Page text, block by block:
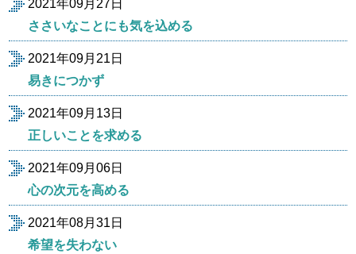
2021年09月27日
ささいなことにも気を込める
2021年09月21日
易きにつかず
2021年09月13日
正しいことを求める
2021年09月06日
心の次元を高める
2021年08月31日
希望を失わない